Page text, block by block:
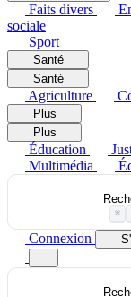
Faits divers
sociale
Sport
Santé
Santé
Agriculture
Plus
Plus
Éducation
Multimédia
⌘
Connexion